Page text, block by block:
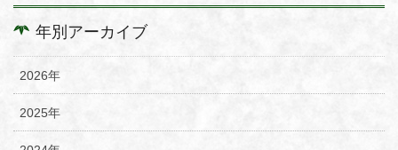
年別アーカイブ
2026年
2025年